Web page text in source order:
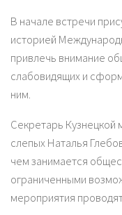
В начале встречи
историей
привлечь внимание
слабовидящих и
ним.
Секретарь Кузнецкой
слепых Наталья
чем занимается
ограниченными
мероприятия